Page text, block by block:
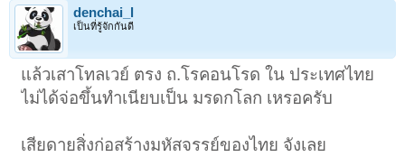
denchai_l
เป็นที่รู้จักกันดี
แล้วเสาโทลเวย์ ตรง ถ.โรคอนโรด ใน ประเทศไทย
ไม่ได้จ่อขึ้นทำเนียบเป็น มรดกโลก เหรอครับ
เสียดายสิ่งก่อสร้างมหัสจรรย์ของไทย จังเลย